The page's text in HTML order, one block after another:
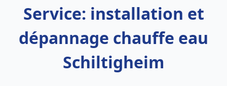
Service: installation et
dépannage chauffe eau
Schiltigheim